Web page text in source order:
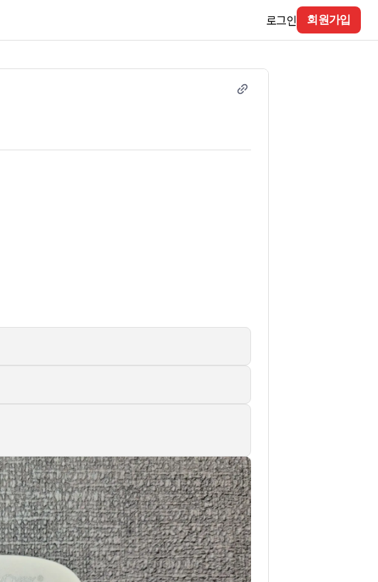
로그인 회원가입